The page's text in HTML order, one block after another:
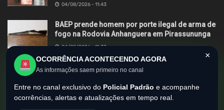
04/08/2026 - 11:43
BAEP prende homem por porte ilegal de arma de
fogo na Rodovia Anhanguera em Pirassununga
04/08/2026 - 11:37
BAEP e MPSP deflagram operação Zero Grau
03/08/2026 - 13:55
×
OCORRÊNCIA ACONTECENDO AGORA
As informações saem primeiro no canal
Entre no canal exclusivo do Policial Padrão e acompanhe
ocorrências, alertas e atualizações em tempo real.